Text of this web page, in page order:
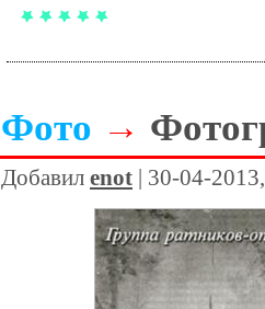
Фото →
Добавил enot | 30-04-